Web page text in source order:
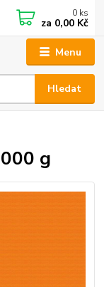
Menu
Hledat
0 ks
za 0,00 Kč
g